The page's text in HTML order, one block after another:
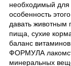
необходимый для
особенность
давать животным
пища, сухие
баланс
ФОРМУЛА
минеральных